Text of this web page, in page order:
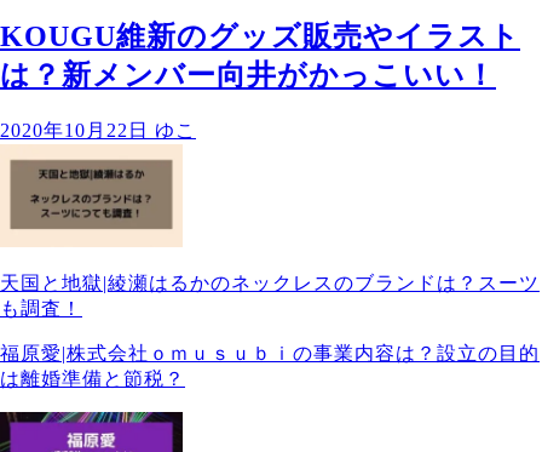
KOUGU維新のグッズ販売やイラスト
は？新メンバー向井がかっこいい！
2020年10月22日 ゆこ
天国と地獄|綾瀬はるかのネックレスのブランドは？スーツ
も調査！
福原愛|株式会社ｏｍｕｓｕｂｉの事業内容は？設立の目的
は離婚準備と節税？